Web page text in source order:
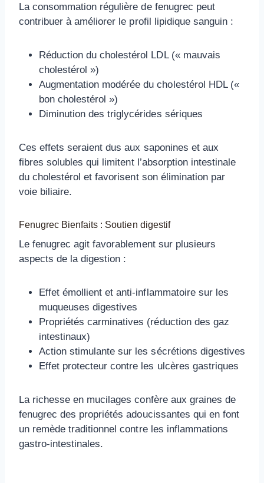
La consommation régulière de fenugrec peut
contribuer à améliorer le profil lipidique sanguin :
Réduction du cholestérol LDL (« mauvais
cholestérol »)
Augmentation modérée du cholestérol HDL («
bon cholestérol »)
Diminution des triglycérides sériques
Ces effets seraient dus aux saponines et aux
fibres solubles qui limitent l’absorption intestinale
du cholestérol et favorisent son élimination par
voie biliaire.
Fenugrec Bienfaits : Soutien digestif
Le fenugrec agit favorablement sur plusieurs
aspects de la digestion :
Effet émollient et anti-inflammatoire sur les
muqueuses digestives
Propriétés carminatives (réduction des gaz
intestinaux)
Action stimulante sur les sécrétions digestives
Effet protecteur contre les ulcères gastriques
La richesse en mucilages confère aux graines de
fenugrec des propriétés adoucissantes qui en font
un remède traditionnel contre les inflammations
gastro-intestinales.